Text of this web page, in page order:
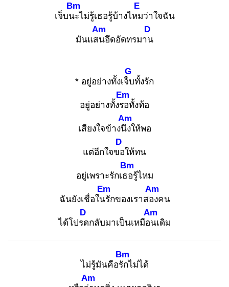
เจ็บนะ
Bm
ไม่รู้เธอรู้บ้างไหม
E
ว่าใจฉัน
มันแสน
Am
อึดอัดทรมาน
D
* อยู่อย่างทั้งเจ็บ
G
ทั้งรัก
อยู่อย่างทั้งรอ
Em
ทั้งท้อ
เสียงใจข้างนึง
Am
ให้พอ
แต่อีกใจขอ
D
ให้ทน
อยู่เพราะรักเธอ
Bm
รู้ไหม
ฉันยังเชื่อในรั
Em
กของเราสอง
Am
คน
ได้โปรด
D
กลับมาเป็นเหมือน
Am
เดิม
ไม่รู้มันคือรัก
Bm
ไม่ได้
Am